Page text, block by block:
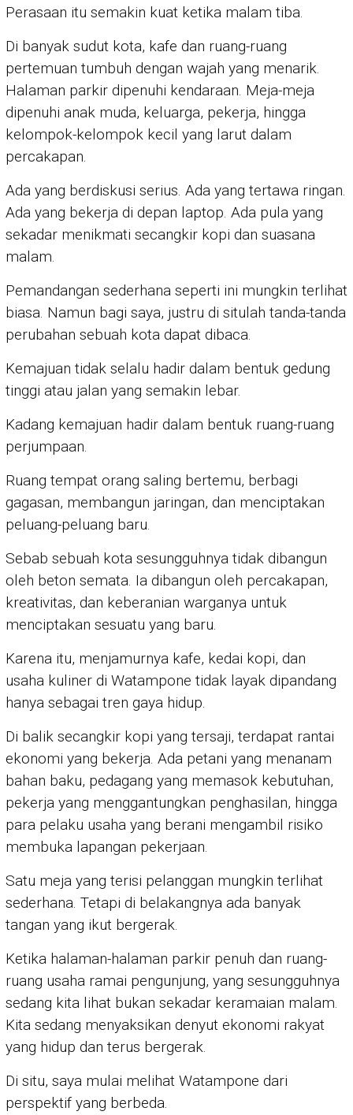
Perasaan itu semakin kuat ketika malam tiba.
Di banyak sudut kota, kafe dan ruang-ruang
pertemuan tumbuh dengan wajah yang menarik.
Halaman parkir dipenuhi kendaraan. Meja-meja
dipenuhi anak muda, keluarga, pekerja, hingga
kelompok-kelompok kecil yang larut dalam
percakapan.
Ada yang berdiskusi serius. Ada yang tertawa ringan.
Ada yang bekerja di depan laptop. Ada pula yang
sekadar menikmati secangkir kopi dan suasana
malam.
Pemandangan sederhana seperti ini mungkin terlihat
biasa. Namun bagi saya, justru di situlah tanda-tanda
perubahan sebuah kota dapat dibaca.
Kemajuan tidak selalu hadir dalam bentuk gedung
tinggi atau jalan yang semakin lebar.
Kadang kemajuan hadir dalam bentuk ruang-ruang
perjumpaan.
Ruang tempat orang saling bertemu, berbagi
gagasan, membangun jaringan, dan menciptakan
peluang-peluang baru.
Sebab sebuah kota sesungguhnya tidak dibangun
oleh beton semata. Ia dibangun oleh percakapan,
kreativitas, dan keberanian warganya untuk
menciptakan sesuatu yang baru.
Karena itu, menjamurnya kafe, kedai kopi, dan
usaha kuliner di Watampone tidak layak dipandang
hanya sebagai tren gaya hidup.
Di balik secangkir kopi yang tersaji, terdapat rantai
ekonomi yang bekerja. Ada petani yang menanam
bahan baku, pedagang yang memasok kebutuhan,
pekerja yang menggantungkan penghasilan, hingga
para pelaku usaha yang berani mengambil risiko
membuka lapangan pekerjaan.
Satu meja yang terisi pelanggan mungkin terlihat
sederhana. Tetapi di belakangnya ada banyak
tangan yang ikut bergerak.
Ketika halaman-halaman parkir penuh dan ruang-
ruang usaha ramai pengunjung, yang sesungguhnya
sedang kita lihat bukan sekadar keramaian malam.
Kita sedang menyaksikan denyut ekonomi rakyat
yang hidup dan terus bergerak.
Di situ, saya mulai melihat Watampone dari
perspektif yang berbeda.